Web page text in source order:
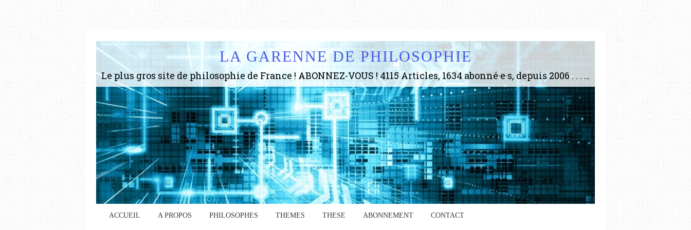
LA GARENNE DE PHILOSOPHIE
Le plus gros site de philosophie de France ! ABONNEZ-VOUS ! 4115 Articles, 1634 abonné·e·s, depuis 2006 . . . . . . . . 2 852 214 pages vues jusqu'à présent. Prestance et être apte à un plus grand nombre de choses.
ACCUEIL A PROPOS PHILOSOPHES THEMES THESE ABONNEMENT CONTACT